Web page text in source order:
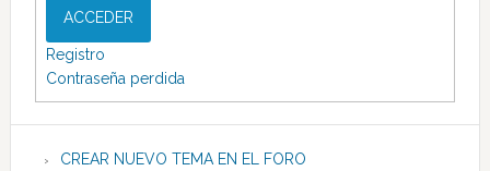
ACCEDER
Registro
Contraseña perdida
CREAR NUEVO TEMA EN EL FORO